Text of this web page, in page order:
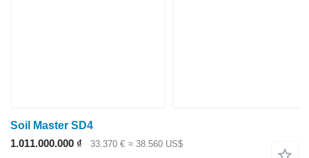
Soil Master SD4
1.011.000.000 ₫
33.370 € ≈ 38.560 US$